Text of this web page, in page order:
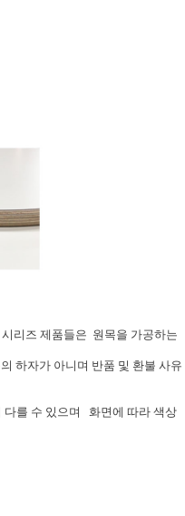
리즈 제품들은 원목을 가공하는
하자가 아니며 반품 및 환불 사유
다를 수 있으며 화면에 따라 색상